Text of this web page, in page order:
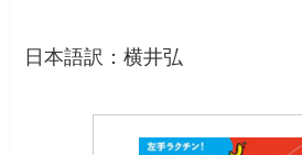
日本語訳：横井弘